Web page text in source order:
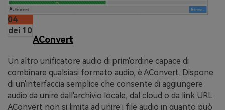
04
dei 10
AConvert
Un altro unificatore audio di prim'ordine capace di
combinare qualsiasi formato audio, è AConvert. Dispone
di un'interfaccia semplice che consente di aggiungere
audio da unire dall'archivio locale, dal cloud o da link URL.
AConvert non si limita ad unire i file audio in quanto può